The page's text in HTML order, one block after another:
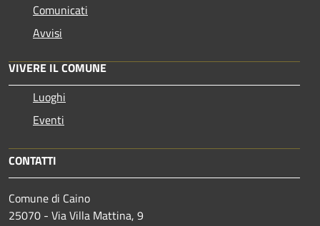
Comunicati
Avvisi
VIVERE IL COMUNE
Luoghi
Eventi
CONTATTI
Comune di Caino
25070 - Via Villa Mattina, 9